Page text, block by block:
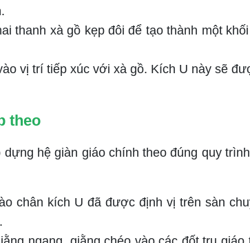
thanh xà gồ kẹp đôi để tạo thành một
vị trí tiếp xúc với xà gồ. Kích U này sẽ
theo
hệ giàn giáo chính theo đúng quy
chân kích U đã được định vị trên sàn